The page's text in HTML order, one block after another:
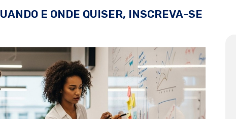
E ONDE QUISER, INSCREVA-SE